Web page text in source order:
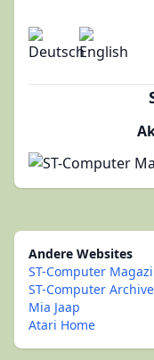
Andere Websites
ST-Computer
ST-Computer Archive
Mia Jaap
Atari Home